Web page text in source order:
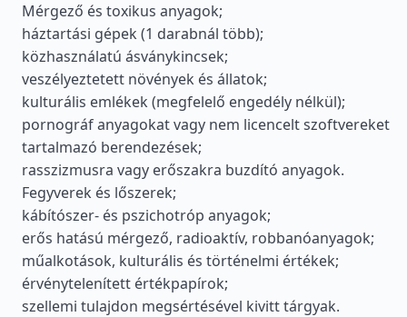
Mérgező és toxikus anyagok;
háztartási gépek (1 darabnál több);
közhasználatú ásványkincsek;
veszélyeztetett növények és állatok;
kulturális emlékek (megfelelő engedély nélkül);
pornográf anyagokat vagy nem licencelt szoftvereket
tartalmazó berendezések;
rasszizmusra vagy erőszakra buzdító anyagok.
Fegyverek és lőszerek;
kábítószer- és pszichotróp anyagok;
erős hatású mérgező, radioaktív, robbanóanyagok;
műalkotások, kulturális és történelmi értékek;
érvénytelenített értékpapírok;
szellemi tulajdon megsértésével kivitt tárgyak.